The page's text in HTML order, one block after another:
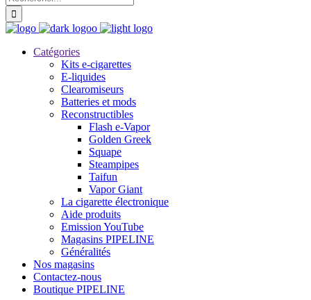
Catégories
Kits e-cigarettes
E-liquides
Clearomiseurs
Batteries et mods
Reconstructibles
Flash e-Vapor
Golden Greek
Squape
Steampipes
Taifun
Vapor Giant
La cigarette électronique
Aide produits
Emission YouTube
Magasins PIPELINE
Généralités
Nos magasins
Contactez-nous
Boutique PIPELINE